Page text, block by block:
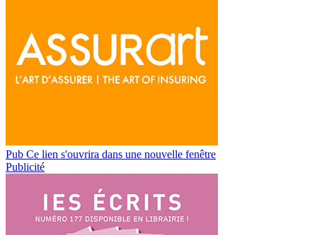
Pub Ce lien s'ouvrira dans une nouvelle fenêtre
Publicité